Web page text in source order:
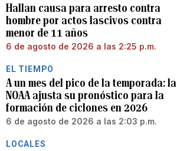
Hallan causa para arresto contra
hombre por actos lascivos contra
menor de 11 años
6 de agosto de 2026 a las 2:25 p.m.
EL TIEMPO
A un mes del pico de la temporada: la
NOAA ajusta su pronóstico para la
formación de ciclones en 2026
6 de agosto de 2026 a las 2:03 p.m.
LOCALES